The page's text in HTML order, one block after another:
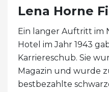
Lena Horne
Ein langer Auftritt im
Hotel im Jahr 1943
Karriereschub. Sie
Magazin und wurde
bestbezahlte